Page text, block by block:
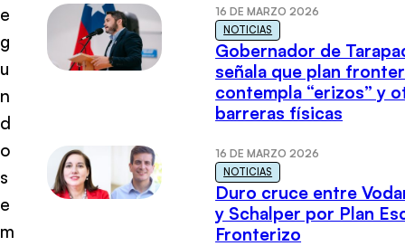
e
g
u
n
d
o
s
e
m
16 DE MARZO 2026
NOTICIAS
Gobernador de
señala que plan
contempla “erizos” y
barreras físicas
16 DE MARZO 2026
NOTICIAS
Duro cruce entre
y Schalper por Plan
Fronterizo